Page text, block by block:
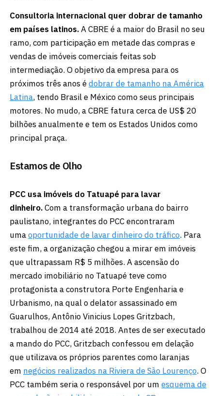
Consultoria internacional quer dobrar de tamanho
em países latinos.A CBRE é a maior do Brasil no seu
ramo, com participação em metade das compras e
vendas de imóveis comerciais feitas sob
intermediação. O objetivo da empresa para os
próximos três anos édobrar de tamanho na América
Latina, tendo Brasil e México como seus principais
motores. No mudo, a CBRE fatura cerca de US$ 20
bilhões anualmente e tem os Estados Unidos como
principal praça.
Estamos de Olho
PCC usa imóveis do Tatuapé para lavar
dinheiro.Com a transformação urbana do bairro
paulistano, integrantes do PCC encontraram
umaoportunidade de lavar dinheiro do tráfico. Para
este fim, a organização chegou a mirar em imóveis
que ultrapassam R$ 5 milhões. A ascensão do
mercado imobiliário no Tatuapé teve como
protagonista a construtora Porte Engenharia e
Urbanismo, na qual o delator assassinado em
Guarulhos, Antônio Vinicius Lopes Gritzbach,
trabalhou de 2014 até 2018. Antes de ser executado
a mando do PCC, Gritzbach confessou em delação
que utilizava os próprios parentes como laranjas
em negócios realizados na Riviera de São Lourenço. O
PCC também seria o responsável por um esquema de